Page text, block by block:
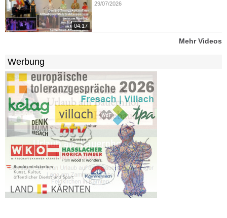
04:17
29/07/2026
Mehr Videos
Werbung